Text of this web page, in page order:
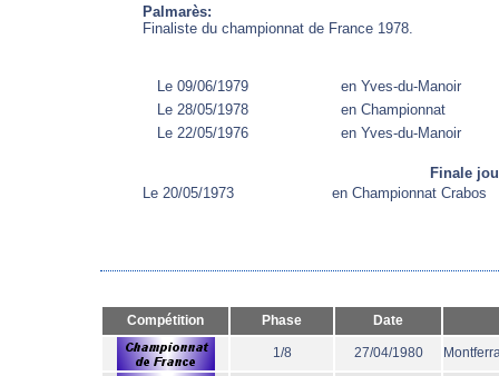
Palmarès:
Finaliste du championnat de France 1978.
Le 09/06/1979
en Yves-du-Manoir
Le 28/05/1978
en Championnat
Le 22/05/1976
en Yves-du-Manoir
Finale
Le 20/05/1973
en Championnat Crabos
Compétition Phase Date
1/8 27/04/1980